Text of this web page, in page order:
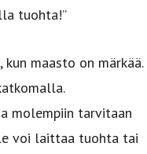
tuohta!”
maasto on märkää.
molempiin tarvitaan
voi laittaa tuohta tai